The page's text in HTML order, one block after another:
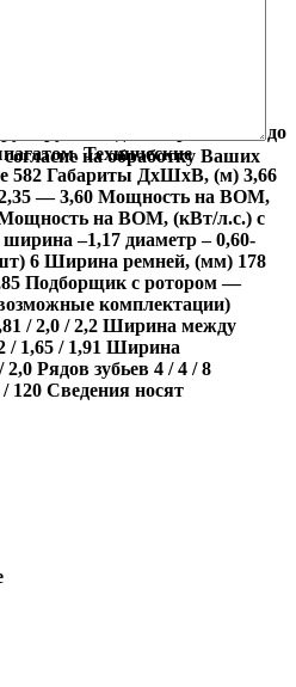
на обработку Ваших
582 Сетка-шпагат, широкий
Пресс-подборщик John
прессования ременного
с шириной захвата
рулоны диаметром от 0.6 до
Технические
582 Габариты ДхШхВ, (м) 3,66
2,35 — 3,60 Мощность на ВОМ,
Мощность на ВОМ, (кВт/л.с.) с
–1,17 диаметр – 0,60-
6 Ширина ремней, (мм) 178
Подборщик с ротором —
комплектации)
/ 2,0 / 2,2 Ширина между
/ 1,65 / 1,91 Ширина
Рядов зубьев 4 / 4 / 8
120 Сведения носят